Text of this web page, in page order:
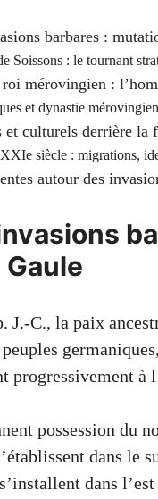
barbares :
Soissons : le tournant
mérovingien :
et dynastie
et culturels derrière la
siècle : migrations,
autour des
J.-C., la paix
progressivement
possession du
dans le
s’installent dans